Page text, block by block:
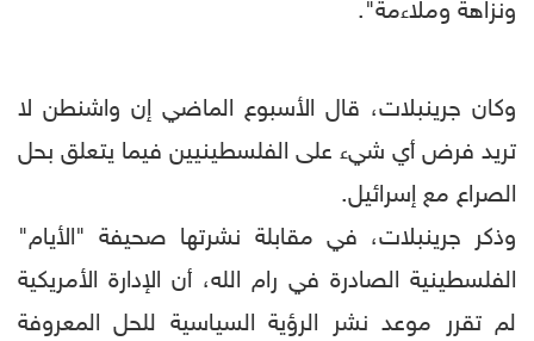
ونزاهة وملاءمة".
وكان جرينبلات، قال الأسبوع الماضي إن واشنطن لا
تريد فرض أي شيء على الفلسطينيين فيما يتعلق بحل
الصراع مع إسرائيل.
وذكر جرينبلات، في مقابلة نشرتها صحيفة "الأيام"
الفلسطينية الصادرة في رام الله، أن الإدارة الأمريكية
لم تقرر موعد نشر الرؤية السياسية للحل المعروفة